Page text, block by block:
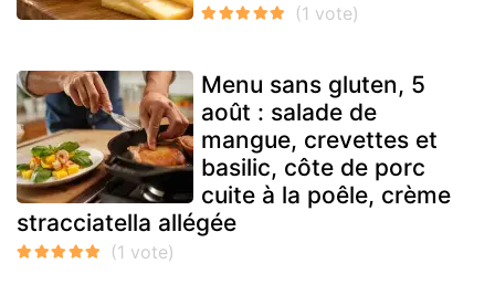
Menu sans gluten, 5
août : salade de
mangue, crevettes et
basilic, côte de porc
cuite à la poêle, crème
stracciatella allégée